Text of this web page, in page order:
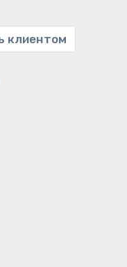
клиентом